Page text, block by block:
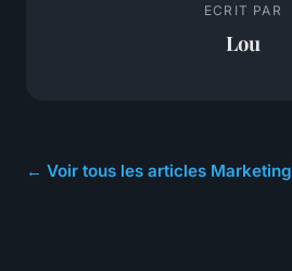
ECRIT PAR
Lou
← Voir tous les articles Marketing